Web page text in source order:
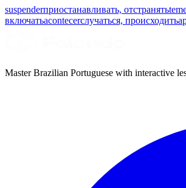
suspenderприостанавливать, отстранять
включатьacontecerслучаться, происходить
Master Brazilian Portuguese with interactive